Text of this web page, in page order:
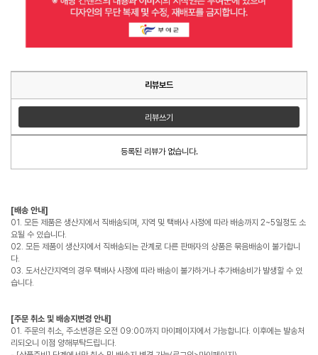
리뷰보드
리뷰쓰기
등록된 리뷰가 없습니다.
[배송 안내]
01. 모든 제품은 생산지에서 직배송되며, 지역 및 택배사 사정에 따라 배송까지 2~5일정도 소
요될 수 있습니다.
02. 모든 제품이 생산지에서 직배송되는 관계로 다른 판매자의 상품은 묶음배송이 불가합니
다.
03. 도서산간지역의 경우 택배사 사정에 따라 배송이 불가하거나 추가배송비가 발생할 수 있
습니다.
[주문 취소 및 배송지변경 안내]
01. 주문의 취소, 주소변경은 오전 09:00까지 마이페이지에서 가능합니다. 이후에는 발송처
리되오니 이점 양해부탁드립니다.